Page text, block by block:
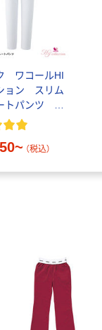
ワコールHI
ョン スリム
トパンツ
（税込）